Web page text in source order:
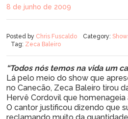
8 de junho de 2009
Posted by Chris Fuscaldo Category:
Tag: Zeca Baleiro
“Todos nós temos na vida um
Lá pelo meio do show que
no Canecão, Zeca Baleiro tirou
Hervê Cordovil que homenageia
O cantor justificou dizendo que